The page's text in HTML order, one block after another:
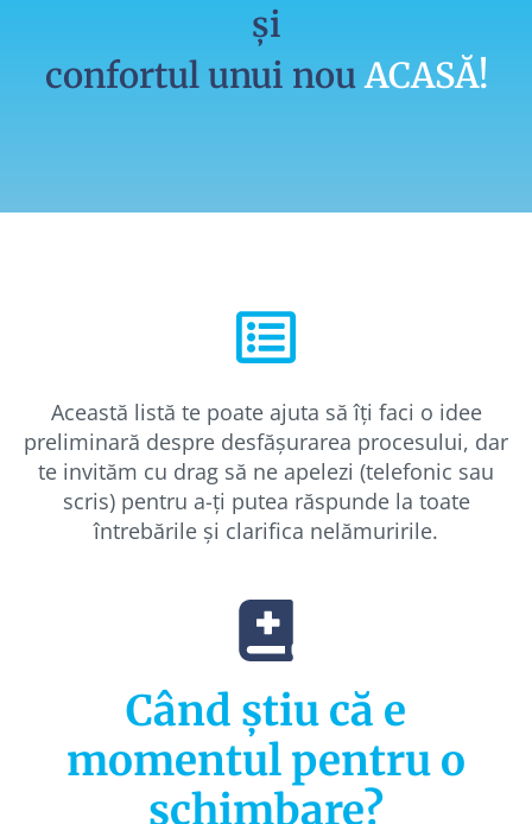
și
confortul unui nouACASĂ!
Această listă te poate ajuta să îți faci o idee
preliminară despre desfășurarea procesului, dar
te invităm cu drag să ne apelezi (telefonic sau
scris) pentru a-ți putea răspunde la toate
întrebările și clarifica nelămuririle.
Când știu că e
momentul pentru o
schimbare?